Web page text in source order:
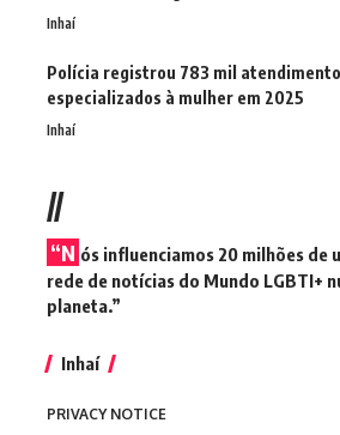
Inhaí
Polícia registrou 783 mil
especializados à mulher em 2025
Inhaí
//
“N ós influenciamos 20 milhões de
rede de notícias do Mundo LGBTI+
planeta.”
Inhaí
PRIVACY NOTICE